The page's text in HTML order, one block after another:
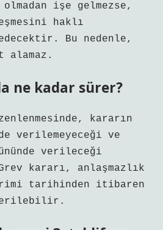
işe gelmezse,
haklı
Bu nedenle,
alamaz.
ne kadar sürer?
kararın
verilemeyeceği ve
verileceği
kararı, anlaşmazlık
tarihinden itibaren